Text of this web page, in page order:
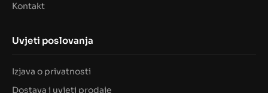
Kontakt
Uvjeti poslovanja
Izjava o privatnosti
Dostava i uvjeti prodaje